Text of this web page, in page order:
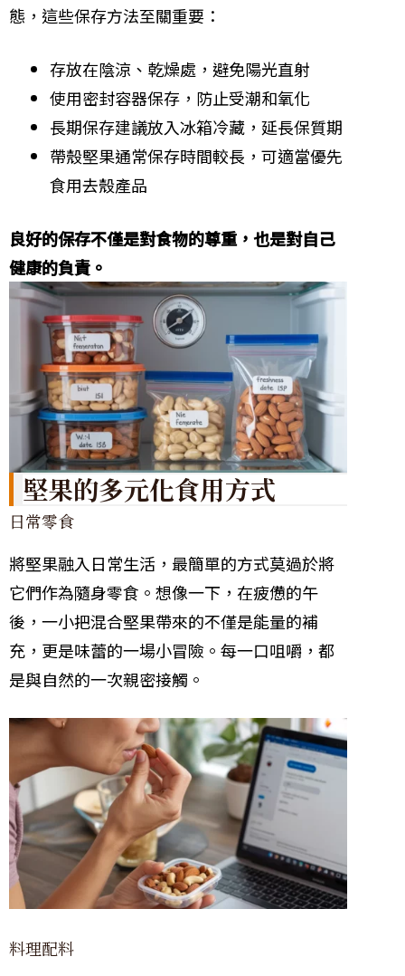
態，這些保存方法至關重要：
存放在陰涼、乾燥處，避免陽光直射
使用密封容器保存，防止受潮和氧化
長期保存建議放入冰箱冷藏，延長保質期
帶殼堅果通常保存時間較長，可適當優先
食用去殼產品
良好的保存不僅是對食物的尊重，也是對自己
健康的負責。
堅果的多元化食用方式
日常零食
將堅果融入日常生活，最簡單的方式莫過於將
它們作為隨身零食。想像一下，在疲憊的午
後，一小把混合堅果帶來的不僅是能量的補
充，更是味蕾的一場小冒險。每一口咀嚼，都
是與自然的一次親密接觸。
料理配料